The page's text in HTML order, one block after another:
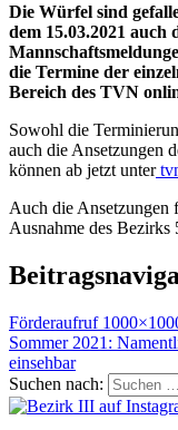
Die Würfel sind
dem 15.03.2021
die Termine der
Bereich des TVN
Sowohl die
auch die Ansetzungen
können ab jetzt unter
Auch die Ansetzungen
Ausnahme des Bezirks
Förderaufruf
Sommer 2021:
einsehbar
Suchen nach: